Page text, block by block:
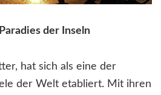
der Inseln
hat sich als eine der
der Welt etabliert. Mit ihren